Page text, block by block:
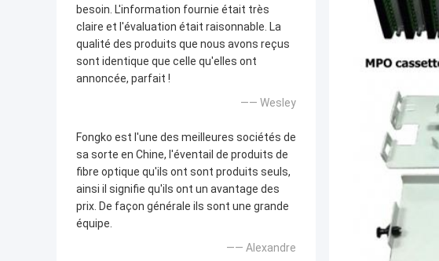
besoin. L'information fournie était très
claire et l'évaluation était raisonnable. La
qualité des produits que nous avons reçus
sont identique que celle qu'elles ont
annoncée, parfait !
—— Wesley
Fongko est l'une des meilleures sociétés de
sa sorte en Chine, l'éventail de produits de
fibre optique qu'ils ont sont produits seuls,
ainsi il signifie qu'ils ont un avantage des
prix. De façon générale ils sont une grande
équipe.
—— Alexandre